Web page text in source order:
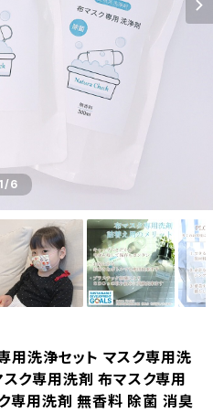
1/6
専用洗浄セット マスク専用洗
ク専用洗剤 布マスク専用
専用洗剤 無香料 除菌 消臭